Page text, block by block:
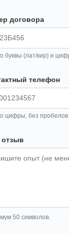
договора
буквы (лат/кир) и
телефон
цифры, без
50 символов.